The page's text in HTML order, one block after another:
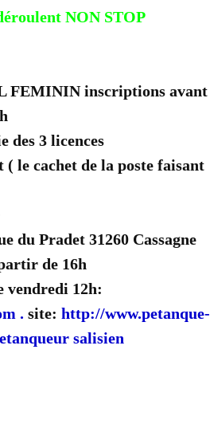
NON STOP
FEMININ inscriptions avant
des 3 licences
le cachet de la poste faisant
du Pradet 31260 Cassagne
de 16h
vendredi 12h:
. site: http://www.petanque-
salisien